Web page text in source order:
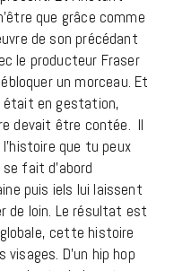
que grâce comme
de son précédant
le producteur Fraser
un morceau. Et
était en gestation,
devait être contée. Il
que tu peux
fait d’abord
puis iels lui laissent
de loin. Le résultat est
cette histoire
D’un hip hop